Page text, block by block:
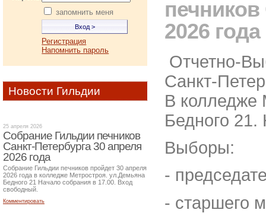
печников
2026 года
Отчетно-
Санкт-
В колледже
Бедного 21.
Выборы:
-
- старшего
запомнить меня
Регистрация
Напомнить пароль
Новости Гильдии
25 апреля 2026
Собрание Гильдии печников
Санкт-Петербурга 30 апреля
2026 года
Собрание Гильдии печников пройдет 30 апреля
2026 года в колледже Метростроя. ул.Демьяна
Бедного 21 Начало собрания в 17.00. Вход
свободный.
Комментировать